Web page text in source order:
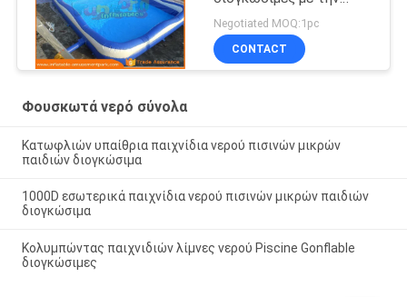
αεραντλία 680W 3 έτη
εξουσιοδότησης
Negotiated MOQ:1pc
CONTACT
Φουσκωτά νερό σύνολα
Κατωφλιών υπαίθρια παιχνίδια νερού πισινών μικρών
παιδιών διογκώσιμα
1000D εσωτερικά παιχνίδια νερού πισινών μικρών παιδιών
διογκώσιμα
Κολυμπώντας παιχνιδιών λίμνες νερού Piscine Gonflable
διογκώσιμες